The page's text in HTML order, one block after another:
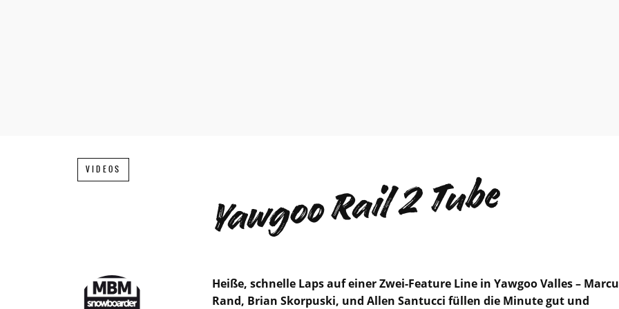
VIDEOS Yawgoo Rail 2 Tube
Heiße, schnelle Laps auf einer Zwei-Feature Line in Yawgoo Valles –
Rand, Brian Skorpuski, und Allen Santucci füllen die Minute gut und